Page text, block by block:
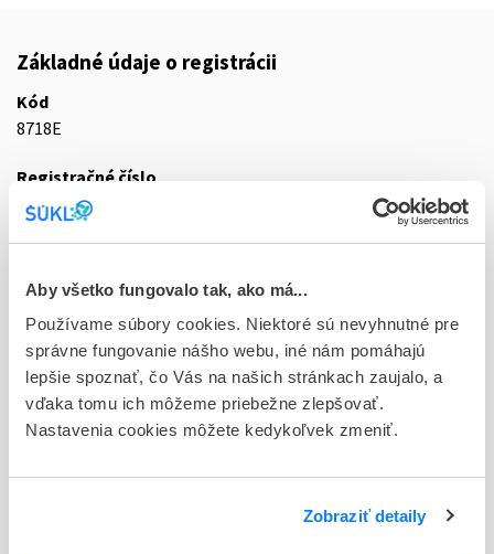
Aby všetko fungovalo tak, ako má...
Používame súbory cookies. Niektoré sú nevyhnutné pre
správne fungovanie nášho webu, iné nám pomáhajú
lepšie spoznať, čo Vás na našich stránkach zaujalo, a
vďaka tomu ich môžeme priebežne zlepšovať.
Nastavenia cookies môžete kedykoľvek zmeniť.
Zobraziť detaily
Základné údaje o registrácii
Kód
8718E
Registračné číslo
31/0008/25-S
tbl flm 60x80 mg (blis.PVC/PVDC-Al)
Stav
R - Aktuálna registrácia
Typ registračnej procedúry
Decentralizovaná
Držiteľ, krajina